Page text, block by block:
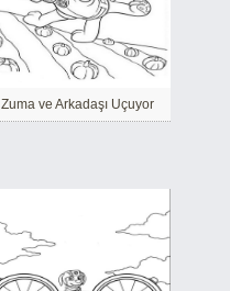
Zuma ve Arkadaşı Uçuyor